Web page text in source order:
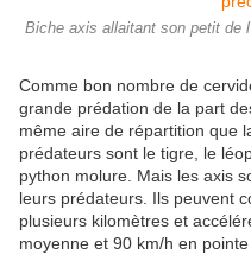
Biche axis allaitant son petit de
Comme bon nombre de
grande prédation de la part
même aire de répartition que
prédateurs sont le tigre, le
python molure. Mais les axis
leurs prédateurs. Ils peuvent
plusieurs kilomètres et
moyenne et 90 km/h en